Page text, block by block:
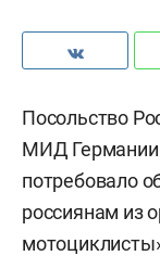
Посольство
МИД Германии
потребовало
россиянам из